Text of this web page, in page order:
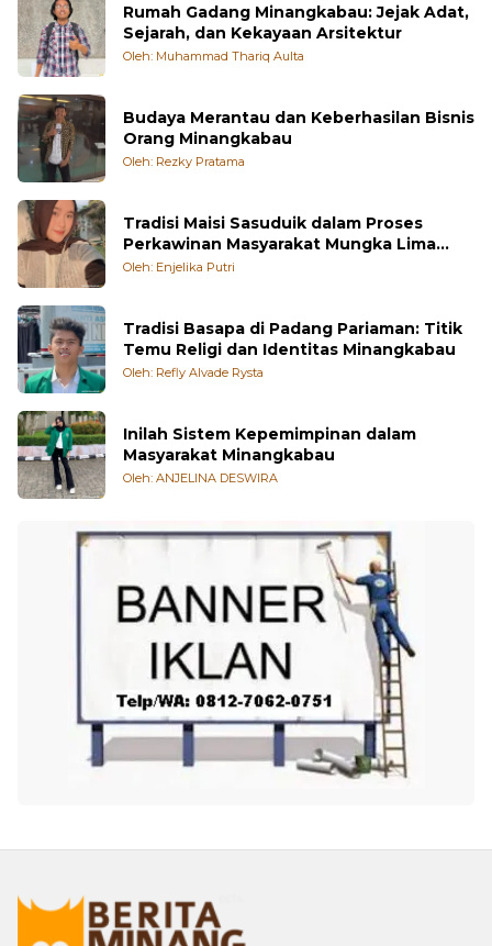
Rumah Gadang Minangkabau: Jejak Adat,
Sejarah, dan Kekayaan Arsitektur
Oleh: Muhammad Thariq Aulta
Budaya Merantau dan Keberhasilan Bisnis
Orang Minangkabau
Oleh: Rezky Pratama
Tradisi Maisi Sasuduik dalam Proses
Perkawinan Masyarakat Mungka Lima
Puluh Kota
Oleh: Enjelika Putri
Tradisi Basapa di Padang Pariaman: Titik
Temu Religi dan Identitas Minangkabau
Oleh: Refly Alvade Rysta
Inilah Sistem Kepemimpinan dalam
Masyarakat Minangkabau
Oleh: ANJELINA DESWIRA